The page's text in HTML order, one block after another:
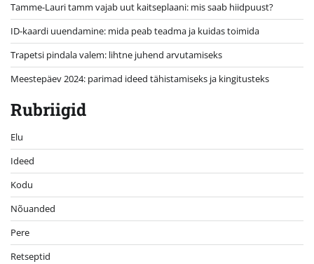
Tamme-Lauri tamm vajab uut kaitseplaani: mis saab hiidpuust?
ID-kaardi uuendamine: mida peab teadma ja kuidas toimida
Trapetsi pindala valem: lihtne juhend arvutamiseks
Meestepäev 2024: parimad ideed tähistamiseks ja kingitusteks
Rubriigid
Elu
Ideed
Kodu
Nõuanded
Pere
Retseptid